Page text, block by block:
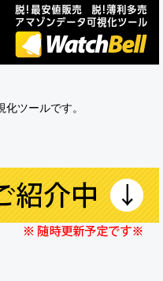
ツールです。